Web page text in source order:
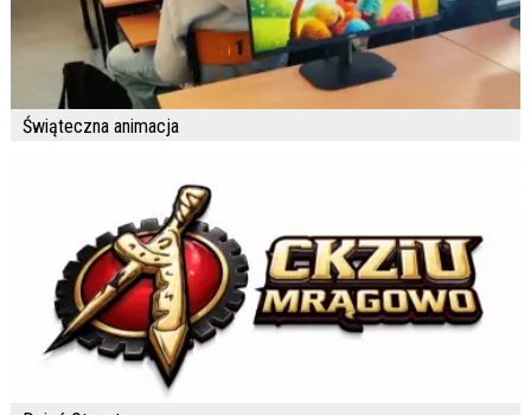
Świąteczna animacja